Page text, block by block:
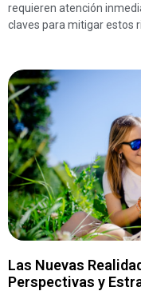
requieren atención
claves para mitigar estos
Las Nuevas
Perspectivas y